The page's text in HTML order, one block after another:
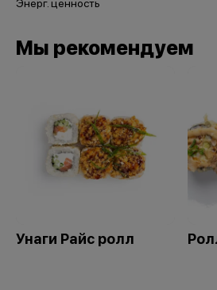
Энерг. ценность
Мы рекомендуем
Унаги Райс ролл